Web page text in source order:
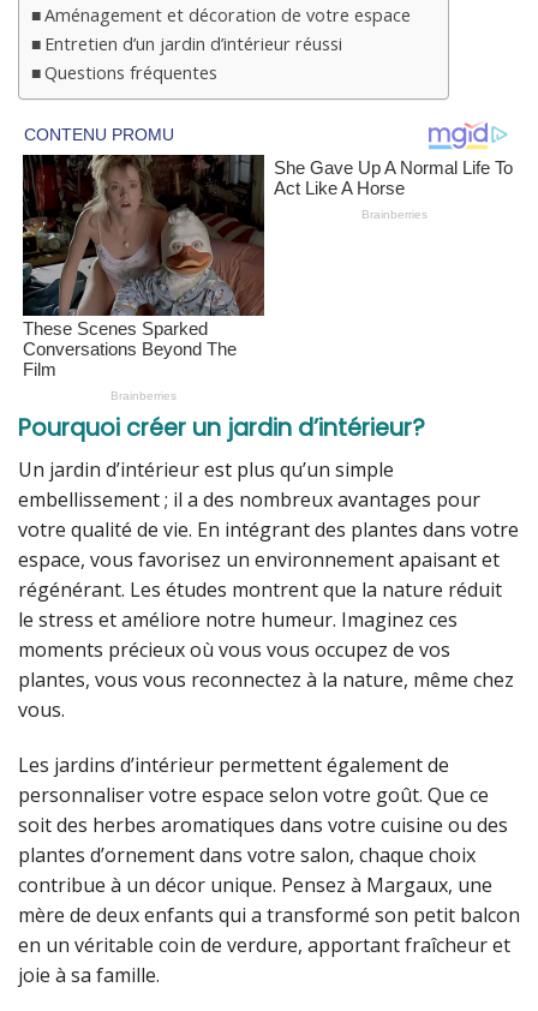
Aménagement et décoration de votre espace
Entretien d’un jardin d’intérieur réussi
Questions fréquentes
Pourquoi créer un jardin d’intérieur?
Un jardin d’intérieur est plus qu’un simple
embellissement ; il a des nombreux avantages pour
votre qualité de vie. En intégrant des plantes dans votre
espace, vous favorisez un environnement apaisant et
régénérant. Les études montrent que la nature réduit
le stress et améliore notre humeur. Imaginez ces
moments précieux où vous vous occupez de vos
plantes, vous vous reconnectez à la nature, même chez
vous.
Les jardins d’intérieur permettent également de
personnaliser votre espace selon votre goût. Que ce
soit des herbes aromatiques dans votre cuisine ou des
plantes d’ornement dans votre salon, chaque choix
contribue à un décor unique. Pensez à Margaux, une
mère de deux enfants qui a transformé son petit balcon
en un véritable coin de verdure, apportant fraîcheur et
joie à sa famille.